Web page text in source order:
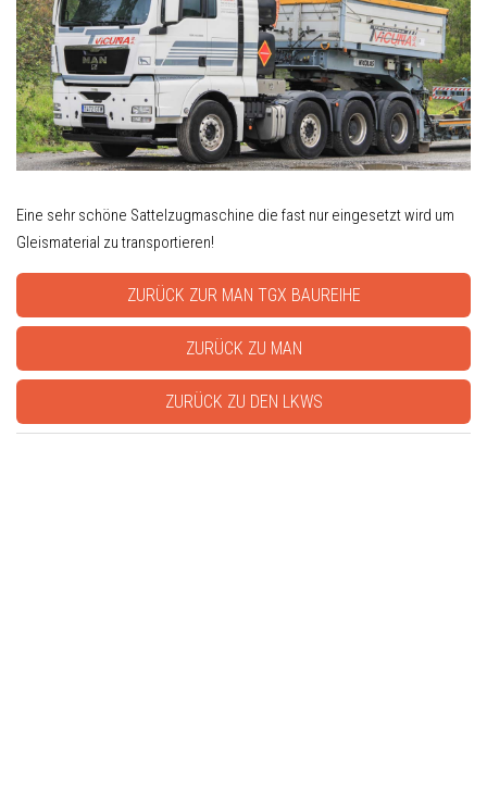
Eine sehr schöne Sattelzugmaschine die fast nur eingesetzt wird um
Gleismaterial zu transportieren!
ZURÜCK ZUR MAN TGX BAUREIHE
ZURÜCK ZU MAN
ZURÜCK ZU DEN LKWS